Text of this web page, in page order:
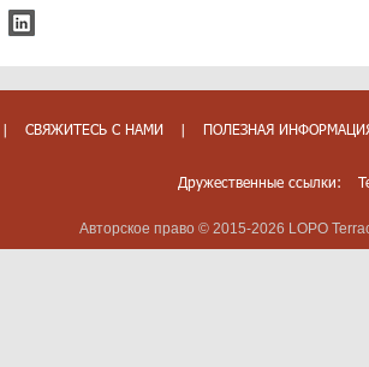
| СВЯЖИТЕСЬ С НАМИ | ПОЛЕЗНАЯ
Дружественные ссылки:
Авторское право © 2015-2026 LOPO